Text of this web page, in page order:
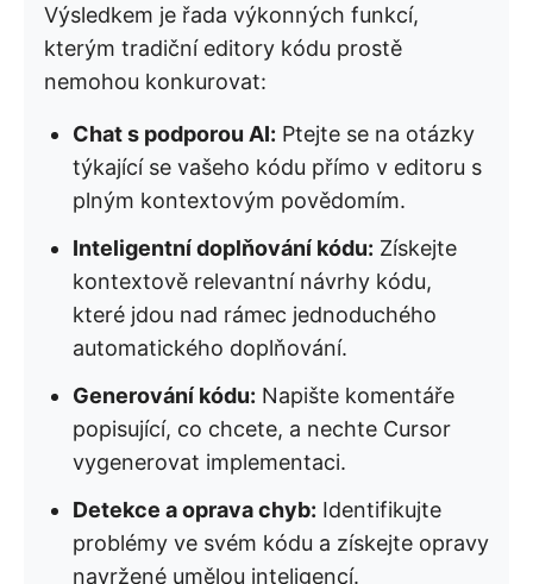
Výsledkem je řada výkonných funkcí,
kterým tradiční editory kódu prostě
nemohou konkurovat:
Chat s podporou AI: Ptejte se na otázky
týkající se vašeho kódu přímo v editoru s
plným kontextovým povědomím.
Inteligentní doplňování kódu: Získejte
kontextově relevantní návrhy kódu,
které jdou nad rámec jednoduchého
automatického doplňování.
Generování kódu: Napište komentáře
popisující, co chcete, a nechte Cursor
vygenerovat implementaci.
Detekce a oprava chyb: Identifikujte
problémy ve svém kódu a získejte opravy
navržené umělou inteligencí.